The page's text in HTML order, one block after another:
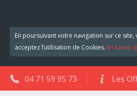
04 71 59 95 73 Les
En poursuivant votre navigation sur ce site,
acceptez l’utilisation de Cookies. En savoir